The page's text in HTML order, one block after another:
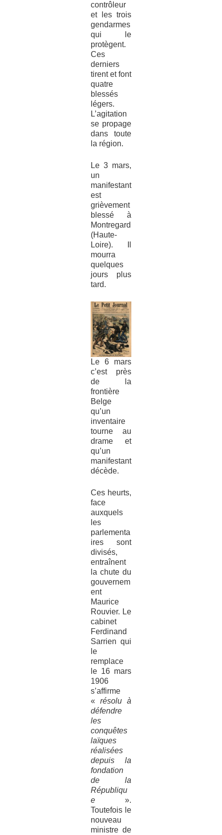
contrôleur
et les trois
gendarmes
qui le
protègent.
Ces
derniers
tirent et font
quatre
blessés
légers.
L’agitation
se propage
dans toute
la région.
Le 3 mars,
un
manifestant
est
grièvement
blessé à
Montregard
(Haute-
Loire). Il
mourra
quelques
jours plus
tard.
Le 6 mars
c’est près
de la
frontière
Belge
qu’un
inventaire
tourne au
drame et
qu’un
manifestant
décède.
Ces heurts,
face
auxquels
les
parlementa
ires sont
divisés,
entraînent
la chute du
gouvernem
ent
Maurice
Rouvier. Le
cabinet
Ferdinand
Sarrien qui
le
remplace
le 16 mars
1906
s’affirme
«résolu à
défendre
les
conquêtes
laïques
réalisées
depuis la
fondation
de la
Républiqu
e».
Toutefois le
nouveau
ministre de